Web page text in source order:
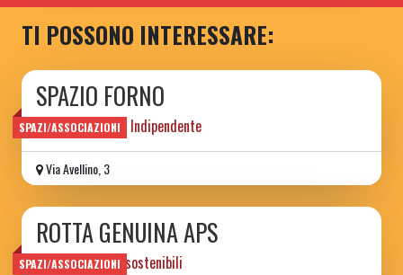
TI POSSONO INTERESSARE:
SPAZI/ASSOCIAZIONI
SPAZIO FORNO
Spazio Culturare Indipendente
Via Avellino, 3
SPAZI/ASSOCIAZIONI
ROTTA GENUINA APS
Prodotti etici e sostenibili